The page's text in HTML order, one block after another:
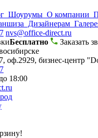
Шоурумы О компании
Дизайнерам
nvs@office-direct.ru
Бесплатно
Заказать
оф.2929, бизнес-центр
18:00